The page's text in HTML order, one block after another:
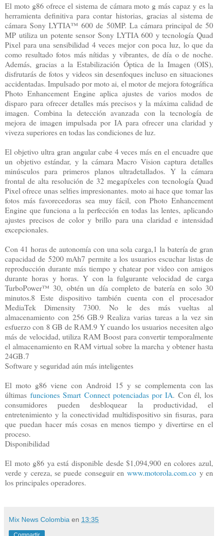
El moto g86 ofrece el sistema de cámara moto g más capaz y es la
herramienta definitiva para contar historias, gracias al sistema de
cámara Sony LYTIA™ 600 de 50MP. La cámara principal de 50
MP utiliza un potente sensor Sony LYTIA 600 y tecnología Quad
Pixel para una sensibilidad 4 veces mejor con poca luz, lo que da
como resultado fotos más nítidas y vibrantes, de día o de noche.
Además, gracias a la Estabilización Óptica de la Imagen (OIS),
disfrutarás de fotos y videos sin desenfoques incluso en situaciones
accidentadas. Impulsado por moto ai, el motor de mejora fotográfica
Photo Enhancement Engine aplica ajustes de varios modos de
disparo para ofrecer detalles más precisos y la máxima calidad de
imagen. Combina la detección avanzada con la tecnología de
mejora de imagen impulsada por IA para ofrecer una claridad y
viveza superiores en todas las condiciones de luz.
El objetivo ultra gran angular cabe 4 veces más en el encuadre que
un objetivo estándar, y la cámara Macro Vision captura detalles
minúsculos para primeros planos ultradetallados. Y la cámara
frontal de alta resolución de 32 megapíxeles con tecnología Quad
Pixel ofrece unas selfies impresionantes. moto ai hace que tomar las
fotos más favorecedoras sea muy fácil, con Photo Enhancement
Engine que funciona a la perfección en todas las lentes, aplicando
ajustes precisos de color y brillo para una claridad e intensidad
excepcionales.
Con 41 horas de autonomía con una sola carga,1 la batería de gran
capacidad de 5200 mAh7 permite a los usuarios escuchar listas de
reproducción durante más tiempo y chatear por video con amigos
durante horas y horas. Y con la fulgurante velocidad de carga
TurboPower™ 30, obtén un día completo de batería en solo 30
minutos.8 Este dispositivo también cuenta con el procesador
MediaTek Dimensity 7300. No le des más vueltas al
almacenamiento con 256 GB.9 Realiza varias tareas a la vez sin
esfuerzo con 8 GB de RAM.9 Y cuando los usuarios necesiten algo
más de velocidad, utiliza RAM Boost para convertir temporalmente
el almacenamiento en RAM virtual sobre la marcha y obtener hasta
24GB.7
Software y seguridad aún más inteligentes
El moto g86 viene con Android 15 y se complementa con las
últimasfunciones Smart Connect potenciadas por IA. Con él, los
consumidores pueden desbloquear la productividad, el
entretenimiento y la conectividad multidispositivo sin fisuras, para
que puedan hacer más cosas en menos tiempo y divertirse en el
proceso.
Disponibilidad
El moto g86 ya está disponible desde $1,094,900 en colores azul,
verde y cereza, se puede conseguir enwww.motorola.com.co y en
los principales operadores.
Mix News Colombia en 13:35